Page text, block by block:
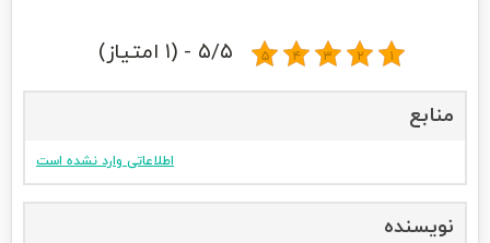
۵/۵ - (۱ امتیاز)
منابع
اطلاعاتی وارد نشده است
نویسنده